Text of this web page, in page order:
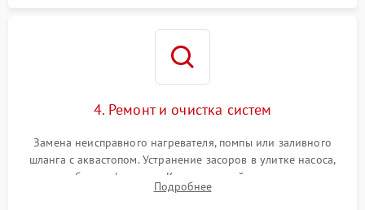
4. Ремонт и очистка систем
Замена неисправного нагревателя, помпы или заливного
шланга с аквастопом. Устранение засоров в улитке насоса,
патрубках и фильтрах. Компонентный ремонт платы
управления, восстановление поврежденной проводки.
Подробнее